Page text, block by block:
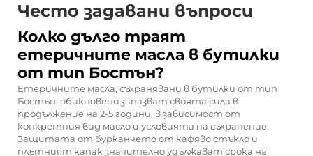
Често задавани въпроси
Колко дълго траят
етеричните масла в бутилки
от тип Бостън?
Етеричните масла, съхранявани в бутилки от тип
Бостън, обикновено запазват своята сила в
продължение на 2-5 години, в зависимост от
конкретния вид масло и условията на съхранение.
Защитата от бурканчето от кафяво стъкло и
плътният капак значително удължават срока на